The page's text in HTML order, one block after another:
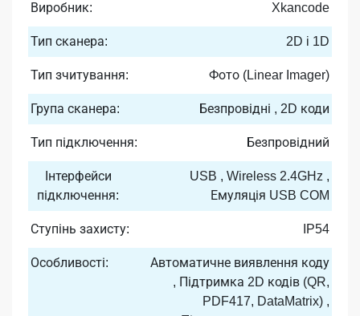
Виробник: Xkancode
Тип сканера: 2D i 1D
Тип зчитування: Фото (Linear Imager)
Група сканера: Безпровідні , 2D коди
Тип підключення: Безпровідний
Інтерфейси
підключення:
USB , Wireless 2.4GHz ,
Емуляція USB COM
Ступінь захисту: IP54
Особливості:
Автоматичне виявлення коду
, Підтримка 2D кодів (QR,
PDF417, DataMatrix) ,